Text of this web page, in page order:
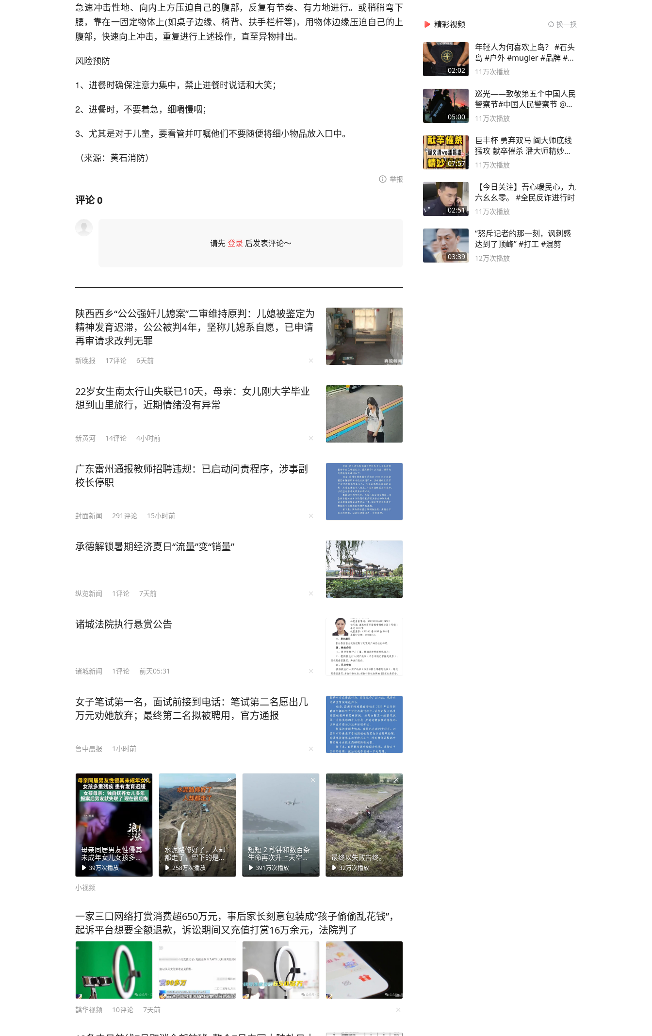
急速冲击性地、向内上方压迫自己的腹部，反复有节奏、有力地进行。或稍稍弯下
腰，靠在一固定物体上(如桌子边缘、椅背、扶手栏杆等)，用物体边缘压迫自己的上
腹部，快速向上冲击，重复进行上述操作，直至异物排出。
风险预防
1、进餐时确保注意力集中，禁止进餐时说话和大笑；
2、进餐时，不要着急，细嚼慢咽；
3、尤其是对于儿童，要看管并叮嘱他们不要随便将细小物品放入口中。
（来源：黄石消防）
举报
评论0
请先登录 后发表评论～
陕西西乡“公公强奸儿媳案”二审维持原判：儿媳被鉴定为
精神发育迟滞，公公被判4年，坚称儿媳系自愿，已申请
再审请求改判无罪
新晚报 17评论 6天前
22岁女生南太行山失联已10天，母亲：女儿刚大学毕业
想到山里旅行，近期情绪没有异常
新黄河 14评论 4小时前
广东雷州通报教师招聘违规：已启动问责程序，涉事副
校长停职
封面新闻 291评论 15小时前
承德解锁暑期经济夏日“流量”变“销量”
纵览新闻 1评论 7天前
诸城法院执行悬赏公告
诸城新闻 1评论 前天05:31
女子笔试第一名，面试前接到电话：笔试第二名愿出几
万元劝她放弃；最终第二名拟被聘用，官方通报
鲁中晨报 1小时前
母亲同居男友性侵其
未成年女儿女孩多重
残疾 患有发育迟缓女
孩母亲：独自抚养女
失联了 现在很后悔
39万次播放
水泥路修好了，人却
都走了，留下的是孤
独和寂静。
258万次播放
短短 2 秒钟和数百条
生命再次升上天空！
新西兰航空的航班
NZ272 即将降落在惠
切。在那一瞬间，飞
行员做出了一个将所
有乘客安全置于首位
以上的决定。飞机再
次升空，片刻后安全
着陆。这就是经验和
在正确时机做出正确
决定的区别。一个正
确的决定可以挽救数
百个家庭的微笑。你
有没有见过这样的复
飞着陆？👇
391万次播放
最终以失败告终。
32万次播放
小视频
一家三口网络打赏消费超650万元，事后家长刻意包装成“孩子偷偷乱花钱”，
起诉平台想要全额退款，诉讼期间又充值打赏16万余元，法院判了
鹊华视频 10评论 7天前
精彩视频 换一换
02:02
年轻人为何喜欢上岛？ #石头
岛 #户外 #mugler #品牌 #足
球流氓
11万次播放
05:00
巡光——致敬第五个中国人民
警察节#中国人民警察节 @抖
音小助手
11万次播放
07:57
巨丰杯 勇弃双马 阎大师底线
猛攻 献卒催杀 潘大师精妙入
局
11万次播放
02:51
【今日关注】吾心暖民心，九
六幺幺零。 #全民反诈进行时
11万次播放
03:39
“怒斥记者的那一刻，讽刺感
达到了顶峰” #打工 #混剪
12万次播放